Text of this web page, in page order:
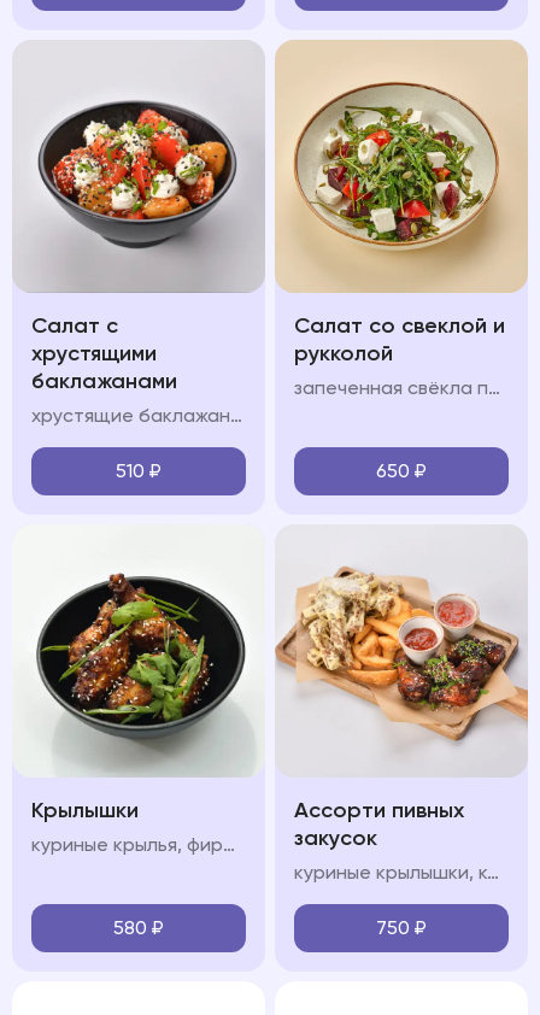
Салат с
хрустящими
баклажанами
хрустящие баклажаны подаются с помидорами, сливочным сыром, пикантной заправкой, зеленым луком и кинзой
510 ₽
Салат со свеклой и
рукколой
запеченная свёкла подается с сыром фета, орехово-медовой заправкой и тыквенными семечками с добавлением руколы
650 ₽
Крылышки
куриные крылья, фирменный соус, кинза
580 ₽
Ассорти пивных
закусок
куриные крылышки, картофель спайс, чесночные гренки, кетчуп, соус сладкий чили
750 ₽